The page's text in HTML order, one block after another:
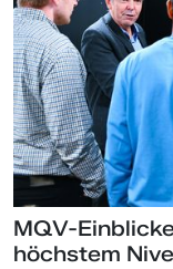
MQV-
höchstem